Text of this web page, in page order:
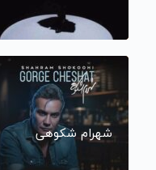
شهرام شکوهی